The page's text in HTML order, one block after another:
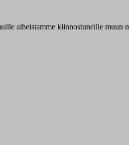
aiheistamme kiinnostuneille muun